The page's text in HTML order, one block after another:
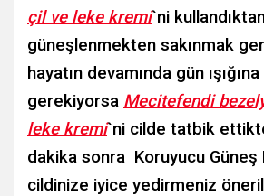
çil ve leke kremi`ni
güneşlenmekten sakınmak
hayatın devamında gün ışığına
gerekiyorsa Mecitefendi
leke kremi`ni cilde tatbik
dakika sonra Koruyucu Güneş
cildinize iyice yedirmeniz